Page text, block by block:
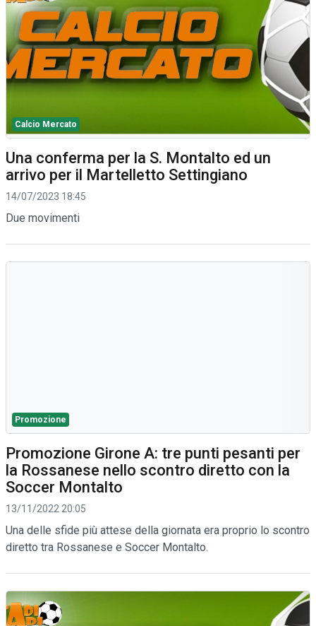
Calcio Mercato
Una conferma per la S. Montalto ed un
arrivo per il Martelletto Settingiano
14/07/2023 18:45
Due movimenti
Promozione
Promozione Girone A: tre punti pesanti per
la Rossanese nello scontro diretto con la
Soccer Montalto
13/11/2022 20:05
Una delle sfide più attese della giornata era proprio lo scontro
diretto tra Rossanese e Soccer Montalto.